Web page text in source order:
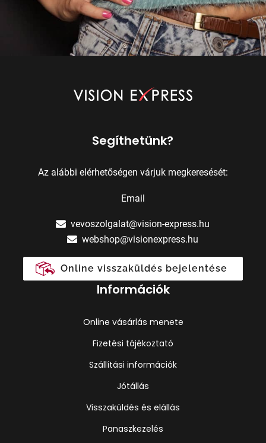
Segíthetünk?
Az alábbi elérhetőségen várjuk megkeresését:
Email
vevoszolgalat@vision-express.hu
webshop@visionexpress.hu
Online visszaküldés bejelentése
Információk
Online vásárlás menete
Fizetési tájékoztató
Szállítási információk
Jótállás
Visszaküldés és elállás
Panaszkezelés